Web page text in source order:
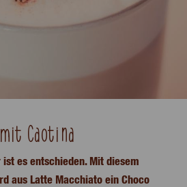
Caotina
ist es entschieden. Mit diesem
aus Latte Macchiato ein Choco